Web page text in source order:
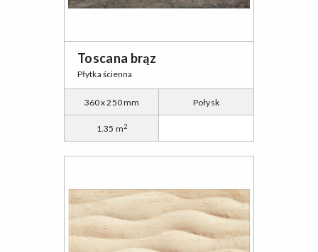
Toscana brąz
Płytka ścienna
360 x 250 mm Połysk
1.35 m2